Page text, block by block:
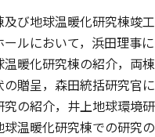
び地球温暖化研究棟竣工
ルにおいて，浜田理事に
暖化研究棟の紹介，両棟
贈呈，森田統括研究官に
の紹介，井上地球環境研
温暖化研究棟での研究の